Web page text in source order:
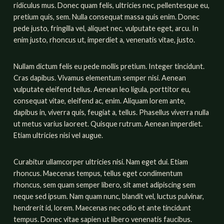
ridiculus mus. Donec quam felis, ultricies nec, pellentesque eu,
pretium quis, sem. Nulla consequat massa quis enim. Donec
pede justo, fringilla vel, aliquet nec, vulputate eget, arcu. In
enim justo, rhoncus ut, imperdiet a, venenatis vitae, justo.
Nullam dictum felis eu pede mollis pretium. Integer tincidunt.
Cras dapibus. Vivamus elementum semper nisi. Aenean
vulputate eleifend tellus. Aenean leo ligula, porttitor eu,
consequat vitae, eleifend ac, enim. Aliquam lorem ante,
dapibus in, viverra quis, feugiat a, tellus. Phasellus viverra nulla
ut metus varius laoreet. Quisque rutrum. Aenean imperdiet.
Etiam ultricies nisi vel augue.
Curabitur ullamcorper ultricies nisi. Nam eget dui. Etiam
rhoncus. Maecenas tempus, tellus eget condimentum
rhoncus, sem quam semper libero, sit amet adipiscing sem
neque sed ipsum. Nam quam nunc, blandit vel, luctus pulvinar,
hendrerit id, lorem. Maecenas nec odio et ante tincidunt
tempus. Donec vitae sapien ut libero venenatis faucibus.